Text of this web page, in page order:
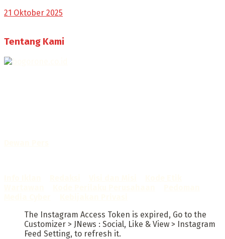
21 Oktober 2025
Tentang Kami
The Instagram Access Token is expired, Go to the
Customizer > JNews : Social, Like & View > Instagram
Feed Setting, to refresh it.